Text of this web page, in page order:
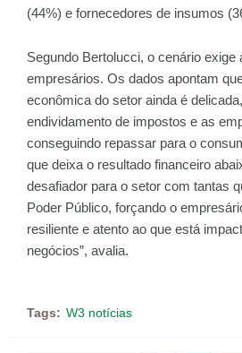
(44%) e fornecedores de insumos
Segundo Bertolucci, o cenário exige
empresários. Os dados apontam
econômica do setor ainda é
endividamento de impostos e as
conseguindo repassar para o
que deixa o resultado financeiro
desafiador para o setor com tantas
Poder Público, forçando o
resiliente e atento ao que está
negócios”, avalia.
Tags: W3 notícias